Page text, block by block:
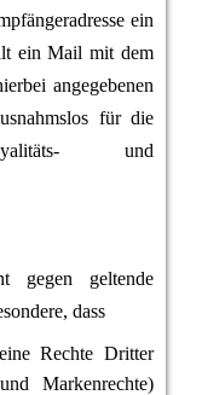
ein
ein Mail mit dem
angegebenen
für die
und
gegen geltende
dass
Rechte Dritter
Markenrechte)